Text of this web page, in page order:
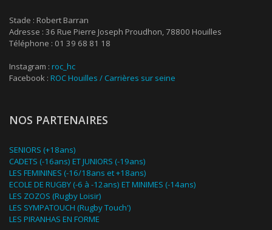
Stade : Robert Barran
Adresse : 36 Rue Pierre Joseph Proudhon, 78800 Houilles
Téléphone : 01 39 68 81 18
Instagram : roc_hc
Facebook : ROC Houilles / Carrières sur seine
NOS PARTENAIRES
SENIORS (+18ans)
CADETS (-16ans) ET JUNIORS (-19ans)
LES FEMININES (-16/18ans et +18ans)
ECOLE DE RUGBY (-6 à -12ans) ET MINIMES (-14ans)
LES ZOZOS (Rugby Loisir)
LES SYMPATOUCH (Rugby Touch')
LES PIRANHAS EN FORME